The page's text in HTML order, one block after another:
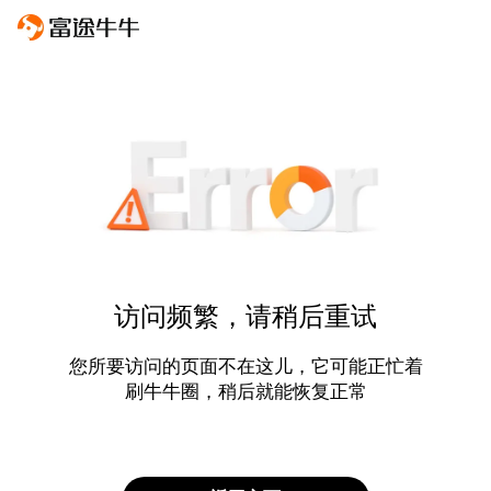
访问频繁，请稍后重试
您所要访问的页面不在这儿，它可能正忙着
刷牛牛圈，稍后就能恢复正常